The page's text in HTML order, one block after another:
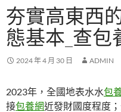
夯實高東西
態基本_查包
2024 年 4 月 30 日 ADMIN
2023年，全國地表水水包
接包養網近發財國度程度